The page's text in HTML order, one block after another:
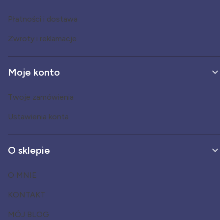
Płatności i dostawa
Zwroty i reklamacje
Moje konto
Twoje zamówienia
Ustawienia konta
O sklepie
O MNIE
KONTAKT
MÓJ BLOG